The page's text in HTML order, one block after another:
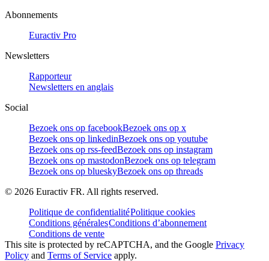
Abonnements
Euractiv Pro
Newsletters
Rapporteur
Newsletters en anglais
Social
Bezoek ons op facebookBezoek ons op x
Bezoek ons op linkedinBezoek ons op youtube
Bezoek ons op rss-feedBezoek ons op instagram
Bezoek ons op mastodonBezoek ons op telegram
Bezoek ons op blueskyBezoek ons op threads
© 2026 Euractiv FR. All rights reserved.
Politique de confidentialitéPolitique cookies
Conditions généralesConditions d’abonnement
Conditions de vente
This site is protected by reCAPTCHA, and the Google Privacy
Policy and Terms of Service apply.